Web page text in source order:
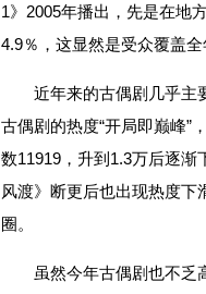
1》2005年播出，先是在地
4.9％，这显然是受众覆盖全
近年来的古偶剧几乎主
古偶剧的热度“开局即巅峰”
数11919，升到1.3万后逐渐
风渡》断更后也出现热度
圈。
虽然今年古偶剧也不乏